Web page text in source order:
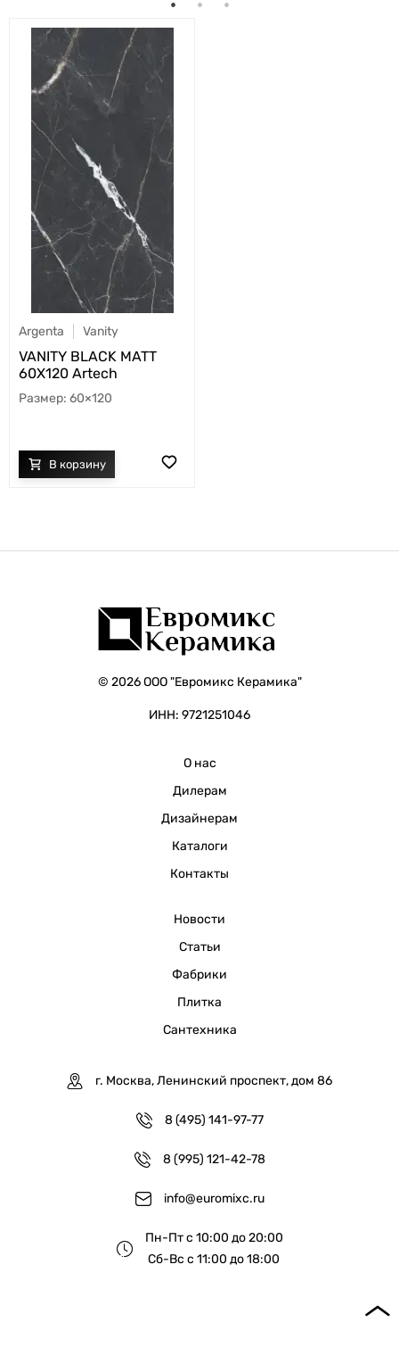
Argenta Vanity
VANITY BLACK MATT
60X120 Artech
60×120
© 2026 ООО "Евромикс Керамика"
ИНН: 9721251046
О нас
Дилерам
Дизайнерам
Каталоги
Контакты
Новости
Статьи
Фабрики
Плитка
Сантехника
г. Москва, Ленинский проспект, дом 86
8 (495) 141-97-77
8 (995) 121-42-78
info@euromixc.ru
Пн-Пт с 10:00 до 20:00
Сб-Вс с 11:00 до 18:00